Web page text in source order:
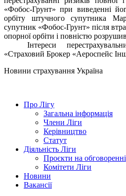
«Фобос-Грунт» при виведенні
орбіту штучного супутника
супутник «Фобос-Грунт» після
опорної орбіти і повністю
Інтереси
«Страховий Брокер «Аероспейс
Новини страхування Україна
Про Лігу
Загальна інформація
Члени Ліги
Керівництво
Статут
Діяльність Ліги
Проєкти на обговоренні
Комітети Ліги
Новини
Вакансії